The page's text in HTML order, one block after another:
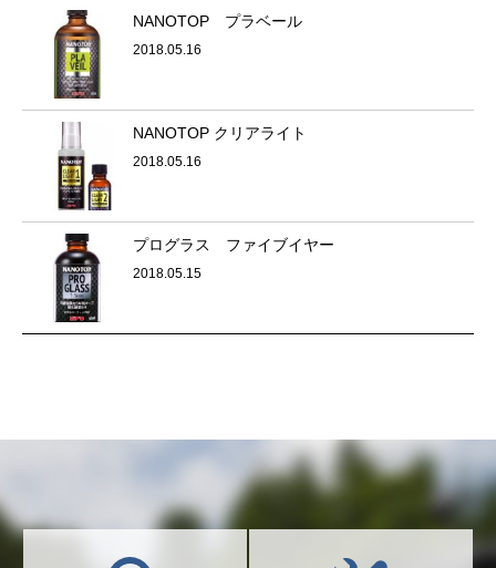
NANOTOP プラベール
2018.05.16
NANOTOP クリアライト
2018.05.16
プログラス ファイブイヤー
2018.05.15